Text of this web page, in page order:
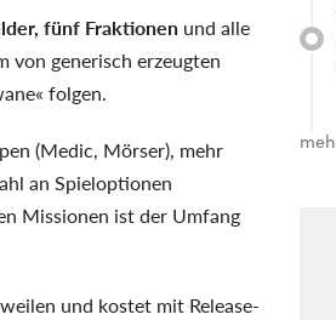
fünf Fraktionen und alle
von generisch erzeugten
folgen.
(Medic, Mörser), mehr
an Spieloptionen
Missionen ist der Umfang
und kostet mit Release-